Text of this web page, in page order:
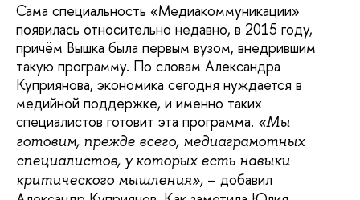
Сама специальность «Медиакоммуникации»
появилась относительно недавно, в 2015 году,
причём Вышка была первым вузом, внедрившим
такую программу. По словам Александра
Куприянова, экономика сегодня нуждается в
медийной поддержке, и именно таких
специалистов готовит эта программа. «Мы
готовим, прежде всего, медиаграмотных
специалистов, у которых есть навыки
критического мышления», – добавил